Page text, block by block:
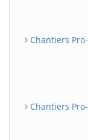
Chantiers
Chantiers